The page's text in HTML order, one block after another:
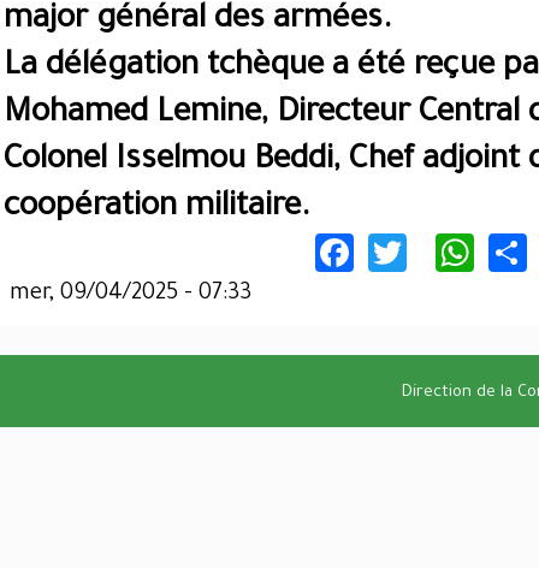
major général des armées.
La délégation tchèque a été reçue
Mohamed Lemine, Directeur Central
Colonel Isselmou Beddi, Chef adjoint
coopération militaire.
Facebook
Twitter
mer, 09/04/2025 - 07:33
Direction de la